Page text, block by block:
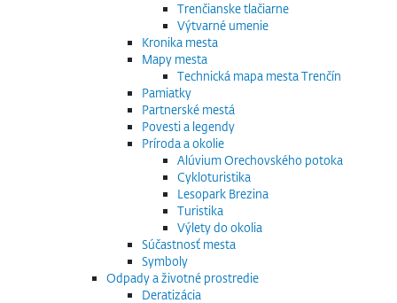
Trenčianske tlačiarne
Výtvarné umenie
Kronika mesta
Mapy mesta
Technická mapa mesta Trenčín
Pamiatky
Partnerské mestá
Povesti a legendy
Príroda a okolie
Alúvium Orechovského potoka
Cykloturistika
Lesopark Brezina
Turistika
Výlety do okolia
Súčastnosť mesta
Symboly
Odpady a životné prostredie
Deratizácia